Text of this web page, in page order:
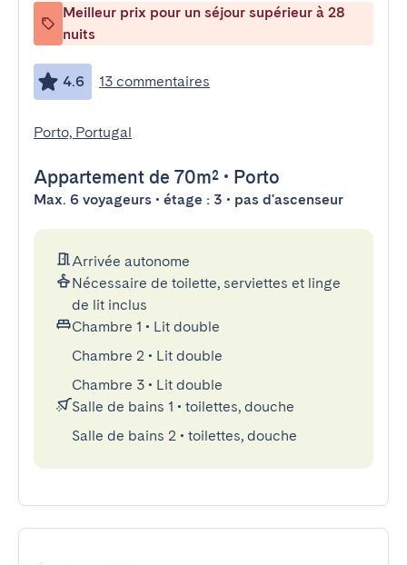
Meilleur prix pour un séjour supérieur à 28
nuits
4.6 13 commentaires
Porto, Portugal
Appartement de 70m² • Porto
Max. 6 voyageurs • étage : 3 • pas d'ascenseur
Arrivée autonome
Nécessaire de toilette, serviettes et linge
de lit inclus
Chambre 1 • Lit double
Chambre 2 • Lit double
Chambre 3 • Lit double
Salle de bains 1 • toilettes, douche
Salle de bains 2 • toilettes, douche